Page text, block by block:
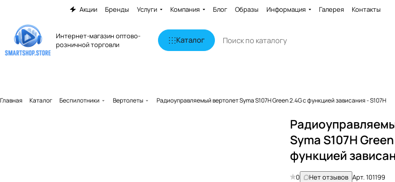
Акции Бренды Услуги Компания Блог Образы Информация Галерея Контакты
Интернет-магазин оптово-
розничной торговли
Каталог
Главная Каталог Беспилотники Вертолеты Радиоуправляемый вертолет Syma S107H Green 2.4G с функцией зависания - S107H
Syma S107H
функцией
0 Нет отзывов Арт.101199